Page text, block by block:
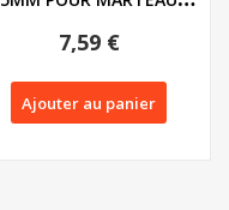
7,59 €
Ajouter au panier